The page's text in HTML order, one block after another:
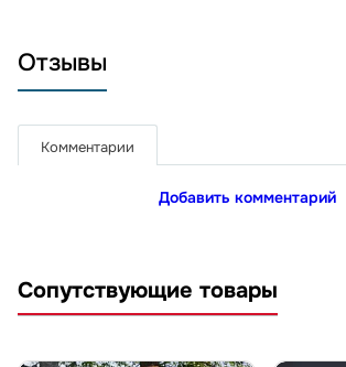
Отзывы
Комментарии
Добавить комментарий
Сопутствующие товары